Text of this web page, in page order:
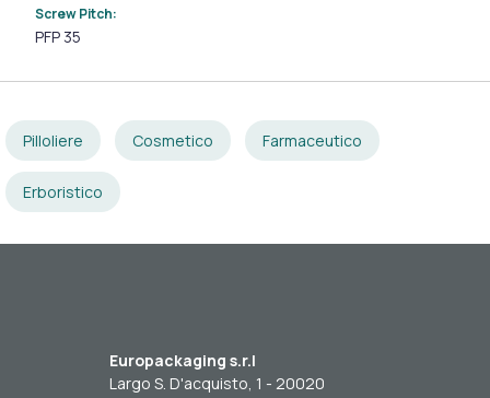
Screw Pitch:
PFP 35
Pilloliere Cosmetico Farmaceutico
Erboristico
Europackaging s.r.l
Largo S. D'acquisto, 1 - 20020